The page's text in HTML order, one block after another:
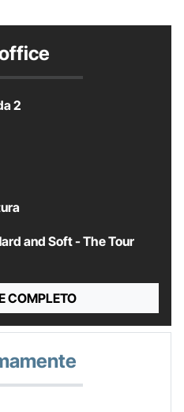
2
and Soft - The Tour
COMPLETO